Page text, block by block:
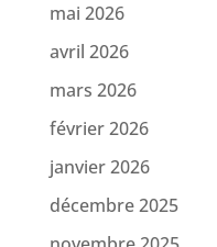
mai 2026
avril 2026
mars 2026
février 2026
janvier 2026
décembre 2025